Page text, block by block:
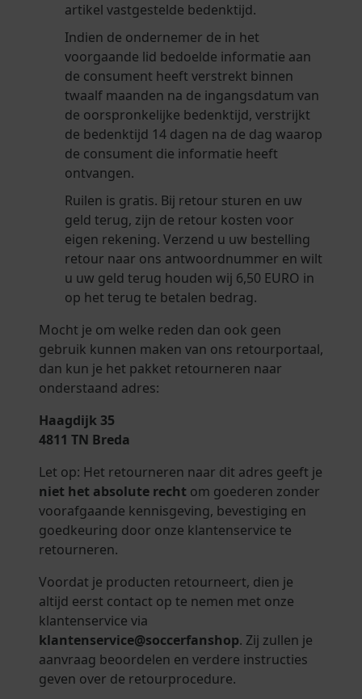
artikel vastgestelde bedenktijd.
Indien de ondernemer de in het
voorgaande lid bedoelde informatie aan
de consument heeft verstrekt binnen
twaalf maanden na de ingangsdatum van
de oorspronkelijke bedenktijd, verstrijkt
de bedenktijd 14 dagen na de dag waarop
de consument die informatie heeft
ontvangen.
Ruilen is gratis. Bij retour sturen en uw
geld terug, zijn de retour kosten voor
eigen rekening. Verzend u uw bestelling
retour naar ons antwoordnummer en wilt
u uw geld terug houden wij 6,50 EURO in
op het terug te betalen bedrag.
Mocht je om welke reden dan ook geen
gebruik kunnen maken van ons retourportaal,
dan kun je het pakket retourneren naar
onderstaand adres:
Haagdijk 35
4811 TN Breda
Let op: Het retourneren naar dit adres geeft je
niet het absolute recht om goederen zonder
voorafgaande kennisgeving, bevestiging en
goedkeuring door onze klantenservice te
retourneren.
Voordat je producten retourneert, dien je
altijd eerst contact op te nemen met onze
klantenservice via
klantenservice@soccerfanshop. Zij zullen je
aanvraag beoordelen en verdere instructies
geven over de retourprocedure.